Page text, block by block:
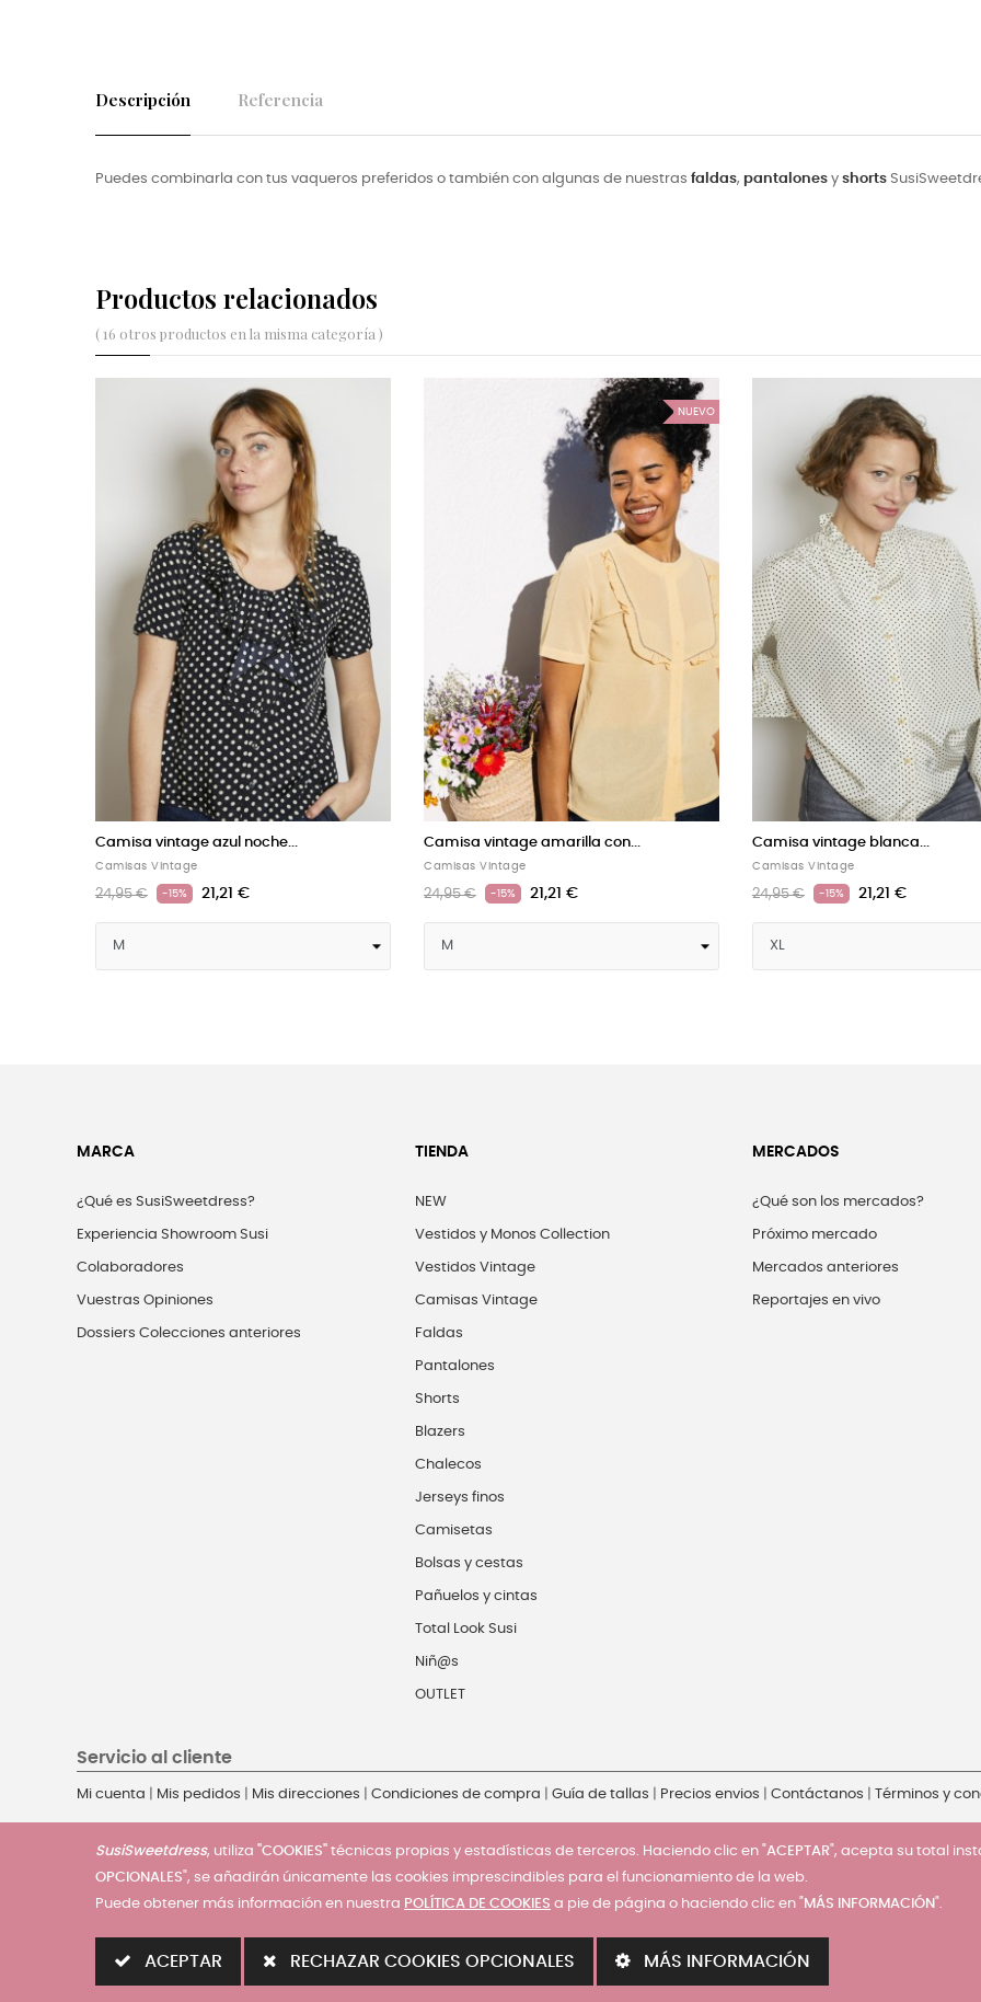
Descripción Referencia
Puedes combinarla con tus vaqueros preferidos o también con algunas de nuestras faldas, pantalones y shorts
Productos relacionados
( 16 otros productos en la misma categoría )
Camisa vintage verde seco...
Camisas Vintage
24,95 € -15% 21,21 €
Camisa vintage azul noche...
Camisas Vintage
24,95 € -15% 21,21 €
Camisa vintage verde menta...
Camisas Vintage
24,95 € -15% 21,21 €
MARCA
¿Qué es SusiSweetdress?
Experiencia Showroom Susi
Colaboradores
Vuestras Opiniones
Dossiers Colecciones anteriores
TIENDA
NEW
Vestidos y Monos Collection
Vestidos Vintage
Camisas Vintage
Faldas
Pantalones
Shorts
Blazers
Chalecos
Jerseys finos
Camisetas
Bolsas y cestas
Pañuelos y cintas
Total Look Susi
Niñ@s
OUTLET
MERCADOS
¿Qué son los mercados?
Próximo mercado
Mercados anteriores
Reportajes en vivo
Servicio al cliente
Mi cuenta Mis pedidos Mis direcciones Condiciones de compra Guía de tallas Precios envios Contáctanos Términos y
SusiSweetdress, utiliza "COOKIES" técnicas propias y estadísticas de terceros. Haciendo clic en "ACEPTAR", acepta su total
OPCIONALES", se añadirán únicamente las cookies imprescindibles para el funcionamiento de la web.
Puede obtener más información en nuestra POLÍTICA DE COOKIES a pie de página o haciendo clic en "MÁS INFORMACIÓN".
ACEPTAR RECHAZAR COOKIES OPCIONALES MÁS INFORMACIÓN